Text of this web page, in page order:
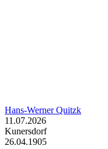
Hans-Werner Quitzk
11.07.2026
Kunersdorf
26.04.1905